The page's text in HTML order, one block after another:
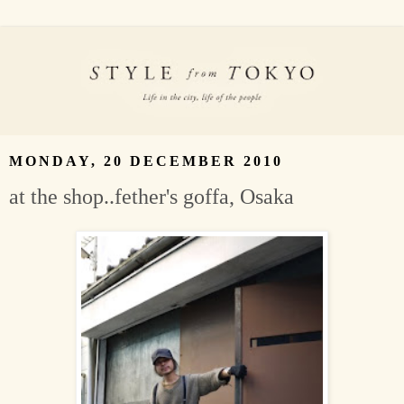
MONDAY, 20 DECEMBER 2010
at the shop..fether's goffa, Osaka